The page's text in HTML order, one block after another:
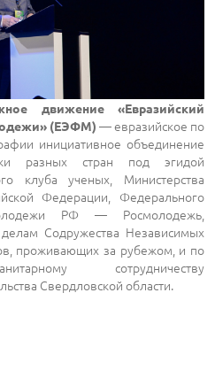
движение «Евразийский
(ЕЭФМ) — евразийское по
инициативное объединение
разных стран под эгидой
клуба ученых, Министерства
Федерации, Федерального
РФ — Росмолодежь,
Содружества Независимых
проживающих за рубежом, и по
сотрудничеству
Свердловской области.